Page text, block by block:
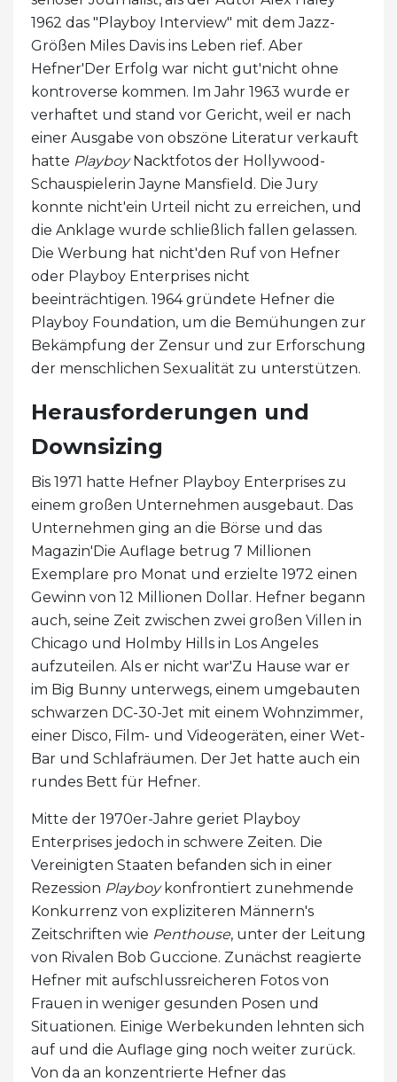
1962 das "Playboy Interview" mit dem Jazz-
Größen Miles Davis ins Leben rief. Aber
Hefner'Der Erfolg war nicht gut'nicht ohne
kontroverse kommen. Im Jahr 1963 wurde er
verhaftet und stand vor Gericht, weil er nach
einer Ausgabe von obszöne Literatur verkauft
hatte PlayboyNacktfotos der Hollywood-
Schauspielerin Jayne Mansfield. Die Jury
konnte nicht'ein Urteil nicht zu erreichen, und
die Anklage wurde schließlich fallen gelassen.
Die Werbung hat nicht'den Ruf von Hefner
oder Playboy Enterprises nicht
beeinträchtigen. 1964 gründete Hefner die
Playboy Foundation, um die Bemühungen zur
Bekämpfung der Zensur und zur Erforschung
der menschlichen Sexualität zu unterstützen.
Herausforderungen und
Downsizing
Bis 1971 hatte Hefner Playboy Enterprises zu
einem großen Unternehmen ausgebaut. Das
Unternehmen ging an die Börse und das
Magazin'Die Auflage betrug 7 Millionen
Exemplare pro Monat und erzielte 1972 einen
Gewinn von 12 Millionen Dollar. Hefner begann
auch, seine Zeit zwischen zwei großen Villen in
Chicago und Holmby Hills in Los Angeles
aufzuteilen. Als er nicht war'Zu Hause war er
im Big Bunny unterwegs, einem umgebauten
schwarzen DC-30-Jet mit einem Wohnzimmer,
einer Disco, Film- und Videogeräten, einer Wet-
Bar und Schlafräumen. Der Jet hatte auch ein
rundes Bett für Hefner.
Mitte der 1970er-Jahre geriet Playboy
Enterprises jedoch in schwere Zeiten. Die
Vereinigten Staaten befanden sich in einer
Rezession Playboykonfrontiert zunehmende
Konkurrenz von expliziteren Männern's
Zeitschriften wie Penthouse, unter der Leitung
von Rivalen Bob Guccione. Zunächst reagierte
Hefner mit aufschlussreicheren Fotos von
Frauen in weniger gesunden Posen und
Situationen. Einige Werbekunden lehnten sich
auf und die Auflage ging noch weiter zurück.
Von da an konzentrierte Hefner das